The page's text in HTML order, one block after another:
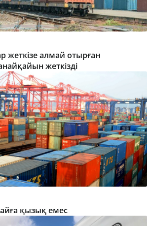
жеткізе алмай отырған
жеткізді
қызық емес